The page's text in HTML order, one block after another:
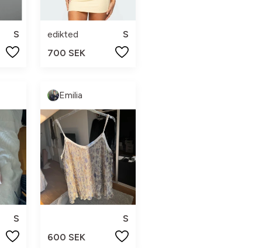
S edikted
S
700 SEK
S
Emilia
S
600 SEK